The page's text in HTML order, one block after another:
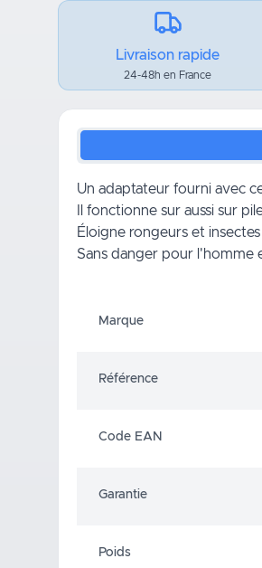
Livraison rapide
24-48h en France
Un adaptateur fourni avec
Il fonctionne sur aussi sur
Éloigne rongeurs et
Sans danger pour l'homme
Marque
Référence
Code EAN
Garantie
Poids